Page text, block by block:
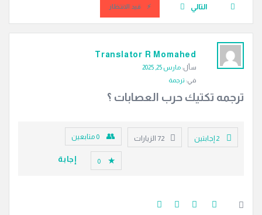
التالي قيد الانتظار
دليل
الترجمة
أسئلة
Translator R Momahed
سأل:مارس 25, 2025
في: ترجمة
ترجمه تكتيك حرب العصابات ؟
‫2 إجابتين 72 الزيارات 0 متابعين
0 إجابة